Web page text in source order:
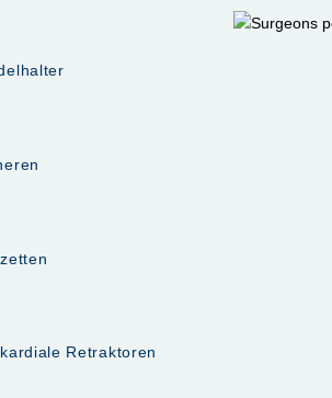
Retraktoren